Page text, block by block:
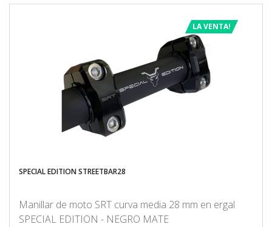
LA VENTA!
SPECIAL EDITION STREETBAR28
Manillar de moto SRT curva media 28 mm en ergal
SPECIAL EDITION - NEGRO MATE